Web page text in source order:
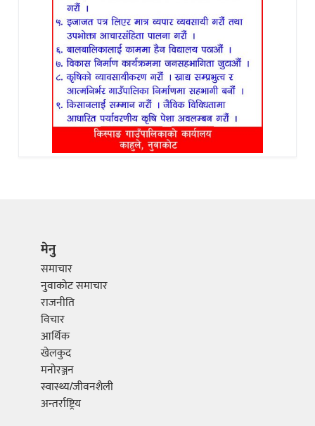
मेनु
समाचार
नुवाकोट समाचार
राजनीति
विचार
आर्थिक
खेलकुद
मनोरञ्जन
स्वास्थ्य/जीवनशैली
अन्तर्राष्ट्रिय